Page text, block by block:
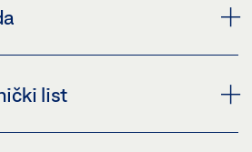
U POGON
list